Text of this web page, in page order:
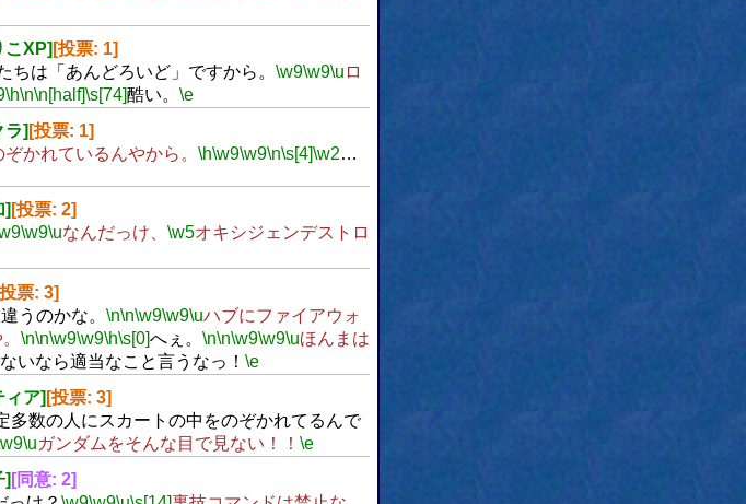
こXP] [投票: 1]
ちは「あんどろいど」ですから。 \w9\w9\u ロ
\h\n\n[half]\s[74]酷い。 \e
ラ] [投票: 1]
かれているんやから。 \h\w9\w9\n\s[4]\w2…
] [投票: 2]
\w9\uなんだっけ、 \w5オキシジェンデストロ
票: 3]
うのかな。 \n\n\w9\w9\uハブにファイアウォ
\n\n\w9\w9\h\s[0]へぇ。 \n\n\w9\w9\uほんまは
いなら適当なこと言うなっ！ \e
ィア] [投票: 3]
多数の人にスカートの中をのぞかれてるんで
\uガンダムをそんな目で見ない！！ \e
] [同意: 2]